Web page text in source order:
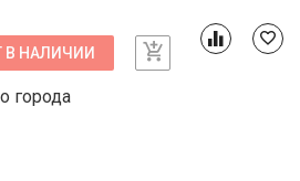
В НАЛИЧИИ
города